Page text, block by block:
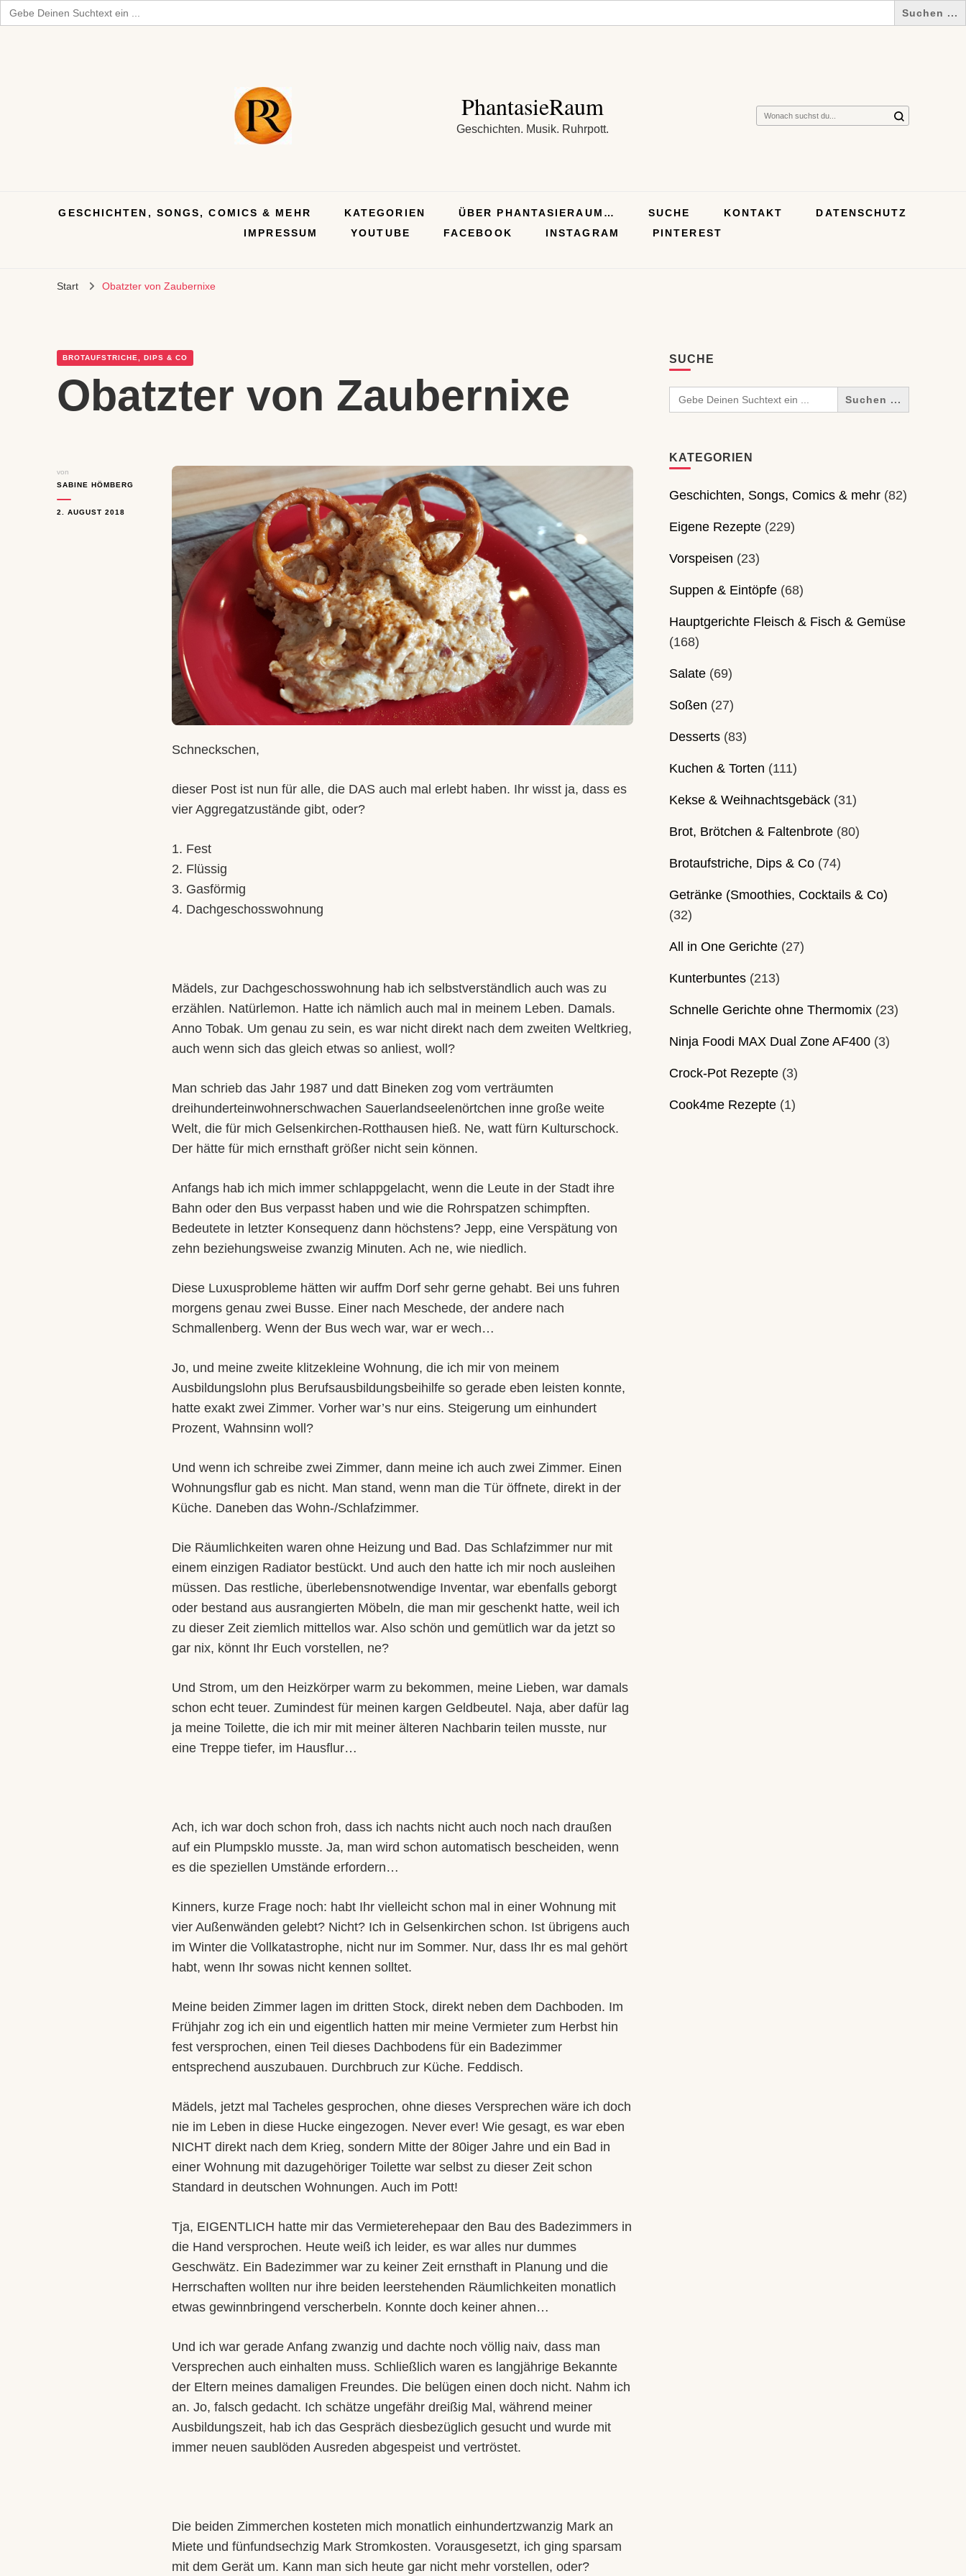
Search
for:
PhantasieRaum
Geschichten. Musik. Ruhrpott.
Suchst
GESCHICHTEN, SONGS, COMICS & MEHR KATEGORIEN ÜBER PHANTASIERAUM… SUCHE KONTAKT
DATENSCHUTZ
IMPRESSUM
YOUTUBE FACEBOOK INSTAGRAM PINTEREST
Start Obatzter von Zaubernixe
BROTAUFSTRICHE, DIPS & CO
Obatzter von Zaubernixe
von
SABINE HÖMBERG
2. AUGUST 2018
Schneckschen,
dieser Post ist nun für alle, die DAS auch mal erlebt haben. Ihr wisst ja, dass es
vier Aggregatzustände gibt, oder?
1. Fest
2. Flüssig
3. Gasförmig
4. Dachgeschosswohnung
Mädels, zur Dachgeschosswohnung hab ich selbstverständlich auch was zu
erzählen. Natürlemon. Hatte ich nämlich auch mal in meinem Leben. Damals.
Anno Tobak. Um genau zu sein, es war nicht direkt nach dem zweiten Weltkrieg,
auch wenn sich das gleich etwas so anliest, woll?
Man schrieb das Jahr 1987 und datt Bineken zog vom verträumten
dreihunderteinwohnerschwachen Sauerlandseelenörtchen inne große weite
Welt, die für mich Gelsenkirchen-Rotthausen hieß. Ne, watt fürn Kulturschock.
Der hätte für mich ernsthaft größer nicht sein können.
Anfangs hab ich mich immer schlappgelacht, wenn die Leute in der Stadt ihre
Bahn oder den Bus verpasst haben und wie die Rohrspatzen schimpften.
Bedeutete in letzter Konsequenz dann höchstens? Jepp, eine Verspätung von
zehn beziehungsweise zwanzig Minuten. Ach ne, wie niedlich.
Diese Luxusprobleme hätten wir auffm Dorf sehr gerne gehabt. Bei uns fuhren
morgens genau zwei Busse. Einer nach Meschede, der andere nach
Schmallenberg. Wenn der Bus wech war, war er wech…
Jo, und meine zweite klitzekleine Wohnung, die ich mir von meinem
Ausbildungslohn plus Berufsausbildungsbeihilfe so gerade eben leisten konnte,
hatte exakt zwei Zimmer. Vorher war’s nur eins. Steigerung um einhundert
Prozent, Wahnsinn woll?
Und wenn ich schreibe zwei Zimmer, dann meine ich auch zwei Zimmer. Einen
Wohnungsflur gab es nicht. Man stand, wenn man die Tür öffnete, direkt in der
Küche. Daneben das Wohn-/Schlafzimmer.
Die Räumlichkeiten waren ohne Heizung und Bad. Das Schlafzimmer nur mit
einem einzigen Radiator bestückt. Und auch den hatte ich mir noch ausleihen
müssen. Das restliche, überlebensnotwendige Inventar, war ebenfalls geborgt
oder bestand aus ausrangierten Möbeln, die man mir geschenkt hatte, weil ich
zu dieser Zeit ziemlich mittellos war. Also schön und gemütlich war da jetzt so
gar nix, könnt Ihr Euch vorstellen, ne?
Und Strom, um den Heizkörper warm zu bekommen, meine Lieben, war damals
schon echt teuer. Zumindest für meinen kargen Geldbeutel. Naja, aber dafür lag
ja meine Toilette, die ich mir mit meiner älteren Nachbarin teilen musste, nur
eine Treppe tiefer, im Hausflur…
Ach, ich war doch schon froh, dass ich nachts nicht auch noch nach draußen
auf ein Plumpsklo musste. Ja, man wird schon automatisch bescheiden, wenn
es die speziellen Umstände erfordern…
Kinners, kurze Frage noch: habt Ihr vielleicht schon mal in einer Wohnung mit
vier Außenwänden gelebt? Nicht? Ich in Gelsenkirchen schon. Ist übrigens auch
im Winter die Vollkatastrophe, nicht nur im Sommer. Nur, dass Ihr es mal gehört
habt, wenn Ihr sowas nicht kennen solltet.
Meine beiden Zimmer lagen im dritten Stock, direkt neben dem Dachboden. Im
Frühjahr zog ich ein und eigentlich hatten mir meine Vermieter zum Herbst hin
fest versprochen, einen Teil dieses Dachbodens für ein Badezimmer
entsprechend auszubauen. Durchbruch zur Küche. Feddisch.
Mädels, jetzt mal Tacheles gesprochen, ohne dieses Versprechen wäre ich doch
nie im Leben in diese Hucke eingezogen. Never ever! Wie gesagt, es war eben
NICHT direkt nach dem Krieg, sondern Mitte der 80iger Jahre und ein Bad in
einer Wohnung mit dazugehöriger Toilette war selbst zu dieser Zeit schon
Standard in deutschen Wohnungen. Auch im Pott!
Tja, EIGENTLICH hatte mir das Vermieterehepaar den Bau des Badezimmers in
die Hand versprochen. Heute weiß ich leider, es war alles nur dummes
Geschwätz. Ein Badezimmer war zu keiner Zeit ernsthaft in Planung und die
Herrschaften wollten nur ihre beiden leerstehenden Räumlichkeiten monatlich
etwas gewinnbringend verscherbeln. Konnte doch keiner ahnen…
Und ich war gerade Anfang zwanzig und dachte noch völlig naiv, dass man
Versprechen auch einhalten muss. Schließlich waren es langjährige Bekannte
der Eltern meines damaligen Freundes. Die belügen einen doch nicht. Nahm ich
an. Jo, falsch gedacht. Ich schätze ungefähr dreißig Mal, während meiner
Ausbildungszeit, hab ich das Gespräch diesbezüglich gesucht und wurde mit
immer neuen saublöden Ausreden abgespeist und vertröstet.
Die beiden Zimmerchen kosteten mich monatlich einhundertzwanzig Mark an
Miete und fünfundsechzig Mark Stromkosten. Vorausgesetzt, ich ging sparsam
mit dem Gerät um. Kann man sich heute gar nicht mehr vorstellen, oder?
SUCHE
Search
for:
KATEGORIEN
Geschichten, Songs, Comics & mehr(82)
Eigene Rezepte(229)
Vorspeisen (23)
Suppen & Eintöpfe(68)
Hauptgerichte Fleisch & Fisch & Gemüse
(168)
Salate(69)
Soßen (27)
Desserts(83)
Kuchen & Torten (111)
Kekse & Weihnachtsgebäck(31)
Brot, Brötchen & Faltenbrote(80)
Brotaufstriche, Dips & Co(74)
Getränke (Smoothies, Cocktails & Co)
(32)
All in One Gerichte(27)
Kunterbuntes(213)
Schnelle Gerichte ohne Thermomix(23)
Ninja Foodi MAX Dual Zone AF400(3)
Crock-Pot Rezepte(3)
Cook4me Rezepte(1)